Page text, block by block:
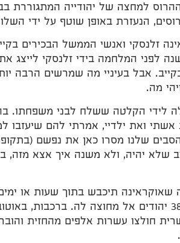
למחצה של יהודייה המתגוררת
הנעזרת באופן שוטף על ידי
זלנסקי ואנשי הממשל הבכירים
לפני המלחמה בידי זלנסקי לייצג
אבל בעיניי מה שמרשים הרבה
מה.
לידי הקלטה ששלח לבני משפחתו.
אשתי ואת ילדיי, אמרתי להם שיעזבו
שלנו מסרו כאן את נפשם
שלא יהיה, ולא משנה איך אצא מזה,
תיכבש בתוך שעות או
נפש של ממש להציל לא פחות מ-38,000 יהודים אל מחוצה לה.
חולצו עשרות אלפים מהחזית